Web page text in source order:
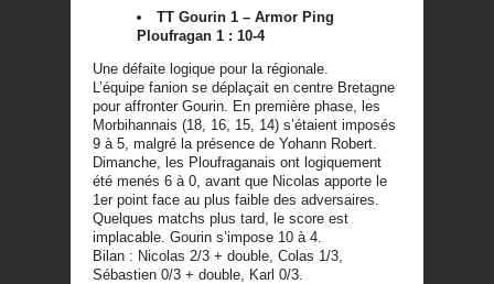
TT Gourin 1 – Armor Ping
Ploufragan 1 : 10-4
Une défaite logique pour la régionale.
L’équipe fanion se déplaçait en centre Bretagne
pour affronter Gourin. En première phase, les
Morbihannais (18, 16, 15, 14) s’étaient imposés
9 à 5, malgré la présence de Yohann Robert.
Dimanche, les Ploufraganais ont logiquement
été menés 6 à 0, avant que Nicolas apporte le
1er point face au plus faible des adversaires.
Quelques matchs plus tard, le score est
implacable. Gourin s’impose 10 à 4.
Bilan : Nicolas 2/3 + double, Colas 1/3,
Sébastien 0/3 + double, Karl 0/3.